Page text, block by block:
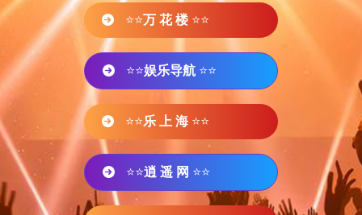
⭐⭐万 花 楼 ⭐⭐
⭐⭐娱乐导航 ⭐⭐
⭐⭐乐 上 海 ⭐⭐
⭐⭐逍 遥 网 ⭐⭐